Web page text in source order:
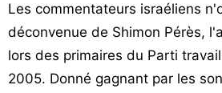
Les commentateurs israéliens
déconvenue de Shimon Pérès,
lors des primaires du Parti
2005. Donné gagnant par les